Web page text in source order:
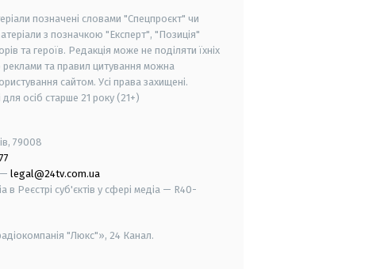
позначені словами "Спецпроєкт" чи
з позначкою "Експерт", "Позиція"
та героїв. Редакція може не поділяти їхніх
та правил цитування можна
сайтом. Усі права захищені.
для осіб старше 21 року (21+)
79008
legal@24tv.com.ua
в Реєстрі суб'єктів у сфері медіа — R40-
"Люкс"», 24 Канал.